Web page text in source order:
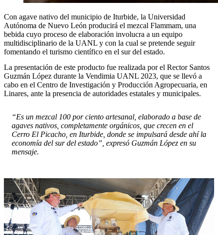
Con agave nativo del municipio de Iturbide, la Universidad
Autónoma de Nuevo León producirá el mezcal Flammam, una
bebida cuyo proceso de elaboración involucra a un equipo
multidisciplinario de la UANL y con la cual se pretende seguir
fomentando el turismo científico en el sur del estado.
La presentación de este producto fue realizada por el Rector Santos
Guzmán López durante la Vendimia UANL 2023, que se llevó a
cabo en el Centro de Investigación y Producción Agropecuaria, en
Linares, ante la presencia de autoridades estatales y municipales.
“Es un mezcal 100 por ciento artesanal, elaborado a base de
agaves nativos, completamente orgánicos, que crecen en el
Cerro El Picacho, en Iturbide, donde se impulsará desde ahí la
economía del sur del estado”, expresó Guzmán López en su
mensaje.